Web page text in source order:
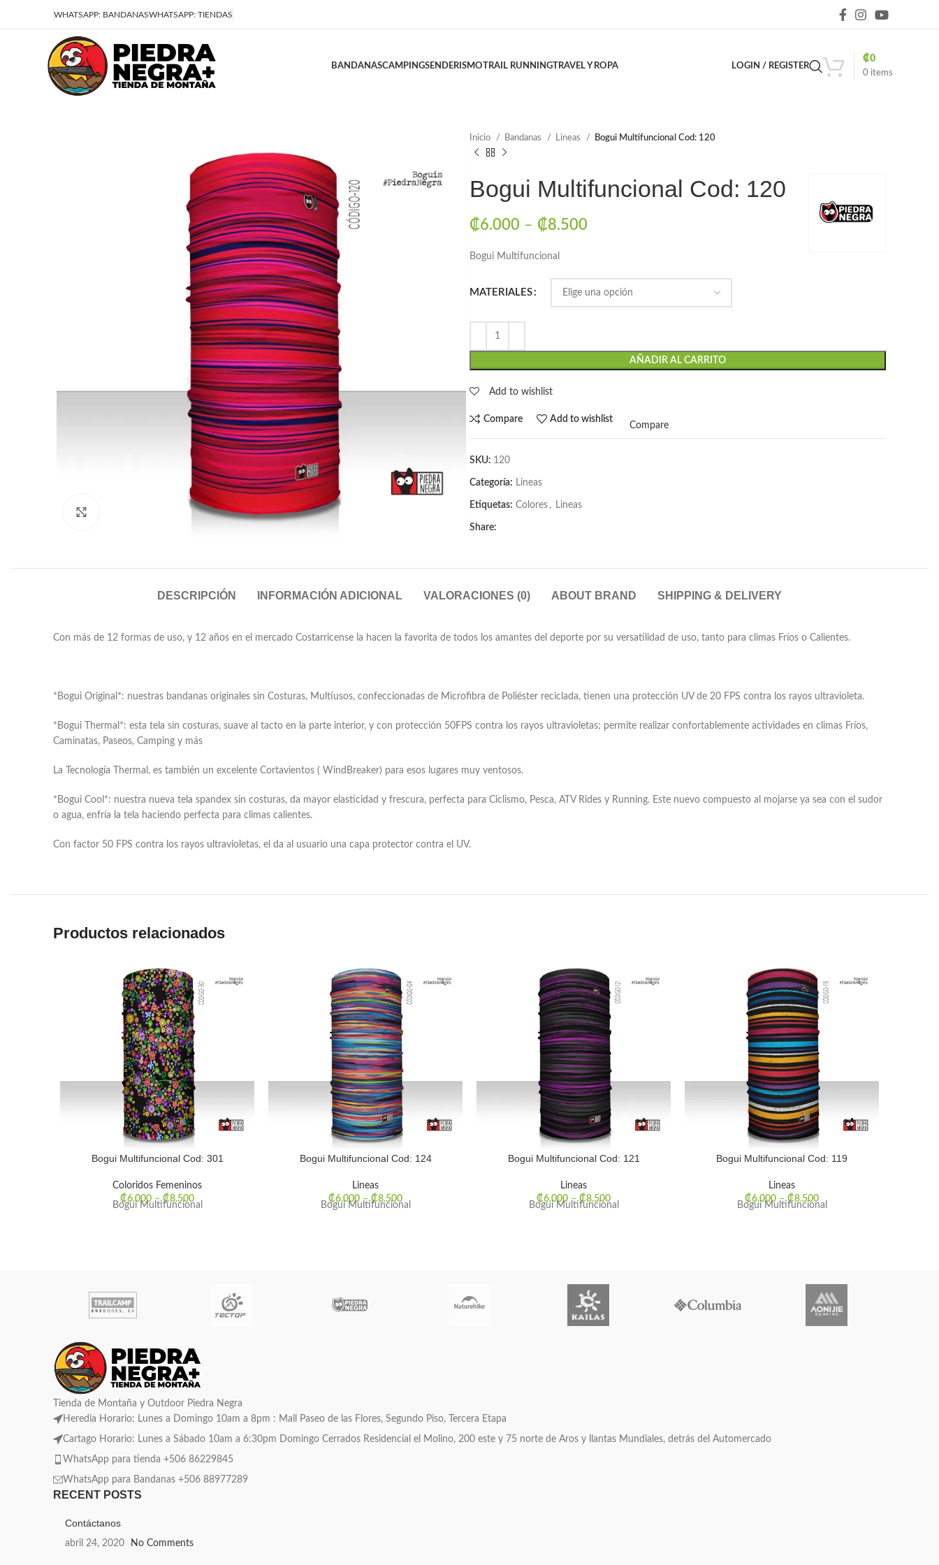
WHATSAPP: BANDANASWHATSAPP: TIENDAS
BANDANASCAMPINGSENDERISMOTRAIL RUNNINGTRAVEL Y ROPA LOGIN / REGISTER
0 items
₡0
Inicio Bandanas Lineas Bogui Multifuncional Cod: 120
Bogui Multifuncional Cod: 120
₡6.000 – ₡8.500
Bogui Multifuncional
MATERIALES
AÑADIR AL CARRITO
Add to wishlist
Compare Add to wishlist
Compare
SKU: 120
Categoría: Lineas
Etiquetas: Colores , Lineas
Share:
DESCRIPCIÓN INFORMACIÓN ADICIONAL VALORACIONES (0) ABOUT BRAND SHIPPING & DELIVERY
Con más de 12 formas de uso, y 12 años en el mercado Costarricense la hacen la favorita de todos los amantes del deporte por su versatilidad de uso, tanto para climas Fríos o Calientes.
*Bogui Original*: nuestras bandanas originales sin Costuras, Multiusos, confeccionadas de Microfibra de Poliéster reciclada, tienen una protección UV de 20 FPS contra los rayos ultravioleta.
*Bogui Thermal*: esta tela sin costuras, suave al tacto en la parte interior, y con protección 50FPS contra los rayos ultravioletas; permite realizar confortablemente actividades en climas Fríos,
Caminatas, Paseos, Camping y más
La Tecnología Thermal, es también un excelente Cortavientos ( WindBreaker) para esos lugares muy ventosos.
*Bogui Cool*: nuestra nueva tela spandex sin costuras, da mayor elasticidad y frescura, perfecta para Ciclismo, Pesca, ATV Rides y Running. Este nuevo compuesto al mojarse ya sea con el sudor
o agua, enfría la tela haciendo perfecta para climas calientes.
Con factor 50 FPS contra los rayos ultravioletas, el da al usuario una capa protector contra el UV.
Productos relacionados
Bogui Multifuncional Cod: 301
Coloridos Femeninos
₡6.000 –₡8.500
Bogui Multifuncional
Bogui Multifuncional Cod: 124
Lineas
₡6.000 –₡8.500
Bogui Multifuncional
Bogui Multifuncional Cod: 121
Lineas
₡6.000 –₡8.500
Bogui Multifuncional
Bogui Multifuncional Cod: 119
Lineas
₡6.000 –₡8.500
Bogui Multifuncional
Tienda de Montaña y Outdoor Piedra Negra
Heredia Horario: Lunes a Domingo 10am a 8pm : Mall Paseo de las Flores, Segundo Piso, Tercera Etapa
Cartago Horario: Lunes a Sábado 10am a 6:30pm Domingo Cerrados Residencial el Molino, 200 este y 75 norte de Aros y llantas Mundiales, detrás del Automercado
WhatsApp para tienda +506 86229845
WhatsApp para Bandanas +506 88977289
RECENT POSTS
Contáctanos
abril 24, 2020 No Comments
Deja que la montaña sea parte de tu vida